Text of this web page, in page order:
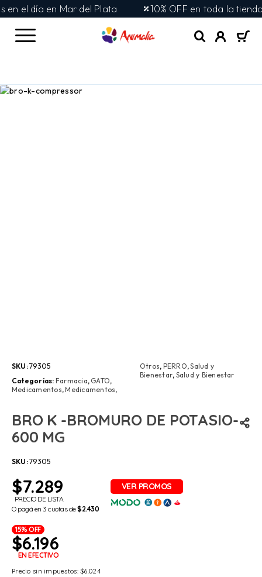
el día en Mar del Plata 10% OFF en toda la tienda
SKU:79305
Categorías: Farmacia, GATO,
Medicamentos,Medicamentos,
Otros, PERRO,Salud y
Bienestar, Salud y Bienestar
BRO K -BROMURO DE POTASIO-
600 MG
SKU:79305
$7.289
PRECIO DE LISTA
O pagá en 3 cuotas de$2.430
15% OFF
$6.196
EN EFECTIVO
Precio sin impuestos:$6.024